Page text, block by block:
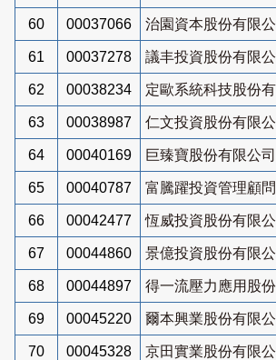
60 00037066 治園資本股份有限公
61 00037278 議丰投資股份有限公
62 00038234 定歐系統科技股份
63 00038987 仁文投資股份有限公
64 00040169 巨臻寶股份有限公司
65 00040787 富騰躍投資管理顧
66 00042477 恆威投資股份有限公
67 00044860 景億投資股份有限公
68 00044897 得一流壓力應用股
69 00045220 爾本興業股份有限公
70 00045328 京田實業股份有限公